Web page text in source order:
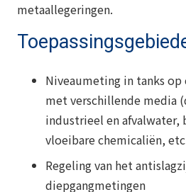
metaallegeringen.
Niveaumeting in tanks op
met verschillende media
industrieel en afvalwater,
vloeibare chemicaliën,
Regeling van het
diepgangmetingen